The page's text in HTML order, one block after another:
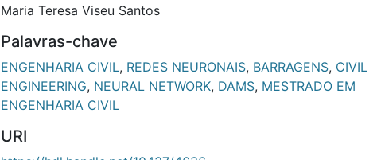
Maria Teresa Viseu Santos
Palavras-chave
ENGENHARIA CIVIL, REDES NEURONAIS, BARRAGENS, CIVIL
ENGINEERING, NEURAL NETWORK, DAMS, MESTRADO EM
ENGENHARIA CIVIL
URI